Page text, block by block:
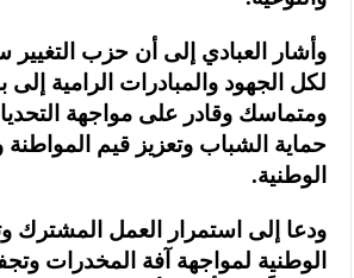
وأشار العبادي إلى أن حزب
لكل الجهود والمبادرات الرامية
ومتماسك وقادر على مواجهة
حماية الشباب وتعزيز قيم المواطنة
الوطنية.
ودعا إلى استمرار العمل المشترك
الوطنية لمواجهة آفة المخدرات